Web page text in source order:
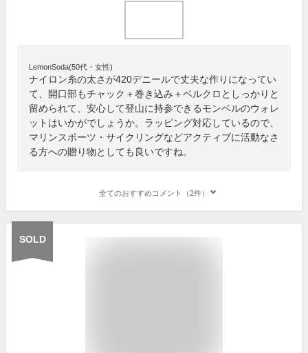
LemonSoda(50代・女性)
ナイロン糸の太さが420デニールで丈夫な作りになってい
て、開口部もチャック＋巻き込み＋ベルクロとしっかりと
留められて、安心して登山に持参できるモンベルのウォレ
ットはいかがでしょうか。ラッピング対応しているので、
マリンスポーツ・サイクリングなどアクティブに活動なさ
る方への贈り物としても良いですね。
全てのおすすめコメント（2件）
SOLD